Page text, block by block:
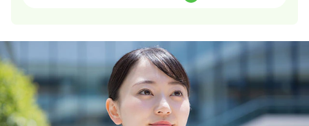
賞与4.5ヶ月
時間 8:45～17:00（休憩60分）
日祝休み
担当業務未経験可
ブランク可
月給34万円以上可